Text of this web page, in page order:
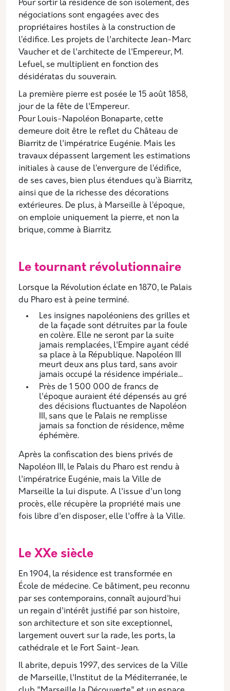
Pour sortir la résidence de son isolement, des
négociations sont engagées avec des
propriétaires hostiles à la construction de
l’édifice. Les projets de l'architecte Jean-Marc
Vaucher et de l'architecte de l'Empereur, M.
Lefuel, se multiplient en fonction des
désidératas du souverain.
La première pierre est posée le 15 août 1858,
jour de la fête de l'Empereur.
Pour Louis-Napoléon Bonaparte, cette
demeure doit être le reflet du Château de
Biarritz de l'impératrice Eugénie. Mais les
travaux dépassent largement les estimations
initiales à cause de l’envergure de l’édifice,
de ses caves, bien plus étendues qu’à Biarritz,
ainsi que de la richesse des décorations
extérieures. De plus, à Marseille à l’époque,
on emploie uniquement la pierre, et non la
brique, comme à Biarritz.
Le tournant révolutionnaire
Lorsque la Révolution éclate en 1870, le Palais
du Pharo est à peine terminé.
Les insignes napoléoniens des grilles et
de la façade sont détruites par la foule
en colère. Elle ne seront par la suite
jamais remplacées, l'Empire ayant cédé
sa place à la République. Napoléon III
meurt deux ans plus tard, sans avoir
jamais occupé la résidence impériale...
Près de 1 500 000 de francs de
l'époque auraient été dépensés au gré
des décisions fluctuantes de Napoléon
III, sans que le Palais ne remplisse
jamais sa fonction de résidence, même
éphémère.
Après la confiscation des biens privés de
Napoléon III, le Palais du Pharo est rendu à
l'impératrice Eugénie, mais la Ville de
Marseille la lui dispute. A l'issue d'un long
procès, elle récupère la propriété mais une
fois libre d'en disposer, elle l'offre à la Ville.
Le XXe siècle
En 1904, la résidence est transformée en
École de médecine. Ce bâtiment, peu reconnu
par ses contemporains, connaît aujourd'hui
un regain d'intérêt justifié par son histoire,
son architecture et son site exceptionnel,
largement ouvert sur la rade, les ports, la
cathédrale et le Fort Saint-Jean.
Il abrite, depuis 1997, des services de la Ville
de Marseille, l'Institut de la Méditerranée, le